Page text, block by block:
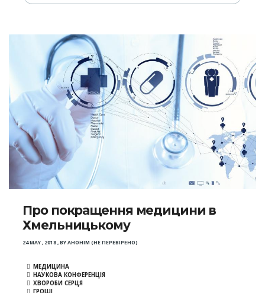
Про покращення медицини в
Хмельницькому
24 MAY , 2018,BYАНОНІМ (НЕ ПЕРЕВІРЕНО)
МЕДИЦИНА
НАУКОВА КОНФЕРЕНЦІЯ
ХВОРОБИ СЕРЦЯ